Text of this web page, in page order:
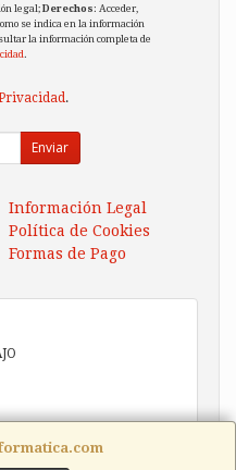
legal;Derechos: Acceder,
se indica en la información
la información completa de
.
.
Enviar
Información Legal
Política de Cookies
Formas de Pago